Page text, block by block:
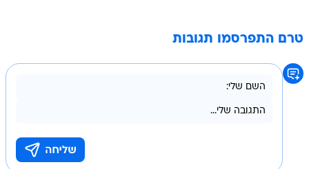
טרם התפרסמו תגובות